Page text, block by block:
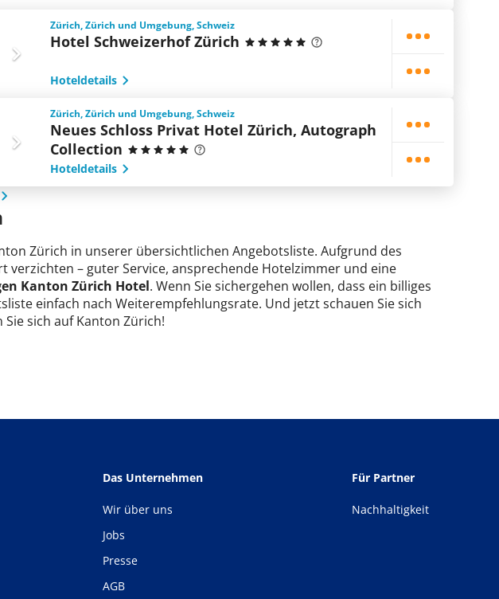
Zürich, Zürich und Umgebung, Schweiz
Hotel Schweizerhof Zürich
Hoteldetails
Zürich, Zürich und Umgebung, Schweiz
Neues Schloss Privat Hotel Zürich, Autograph
Collection
Hoteldetails
Zürich in unserer übersichtlichen Angebotsliste. Aufgrund des
verzichten – guter Service, ansprechende Hotelzimmer und eine
Kanton Zürich Hotel. Wenn Sie sichergehen wollen, dass ein billiges
einfach nach Weiterempfehlungsrate. Und jetzt schauen Sie sich
sich auf Kanton Zürich!
Das Unternehmen
Wir über uns
Jobs
Presse
AGB
Für Partner
Nachhaltigkeit